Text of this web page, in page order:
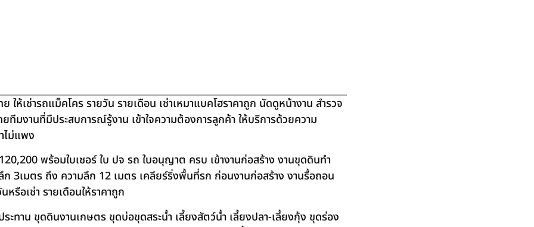
ห้เช่ารถแม็คโคร รายวัน รายเดือน เช่าเหมาแบคโฮราคาถูก นัดดูหน้างาน สำรวจ
ทีมงานที่มีประสบการณ์รู้งาน เข้าใจความต้องการลูกค้า ให้บริการด้วยความ
ไม่แพง
พร้อมใบเซอร์ ใบ ปจ รถ ใบอนุญาต ครบ เข้างานก่อสร้าง งานขุดดินทำ
ก 3เมตร ถึง ความลึก 12 เมตร เคลียร์ริ่งพื้นที่รก ก่อนงานก่อสร้าง งานรื้อถอน
รือเช่า รายเดือนให้ราคาถูก
ะทาน ขุดดินงานเกษตร ขุดบ่อขุดสระน้ำ เลี้ยงสัตว์น้ำ เลี้ยงปลา-เลี้ยงกุ้ง ขุดร่อง